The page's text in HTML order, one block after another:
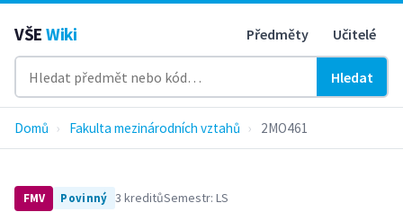
VŠE Wiki Předměty Učitelé
Hledat
Domů › Fakulta mezinárodních vztahů › 2MO461
FMV Povinný 3 kreditůSemestr: LS